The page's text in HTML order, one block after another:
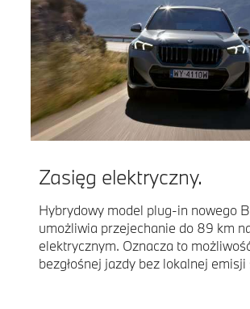
Zasięg elektryczny.
Hybrydowy model plug-in nowego
umożliwia przejechanie do 89 km
elektrycznym. Oznacza to
bezgłośnej jazdy bez lokalnej emisji